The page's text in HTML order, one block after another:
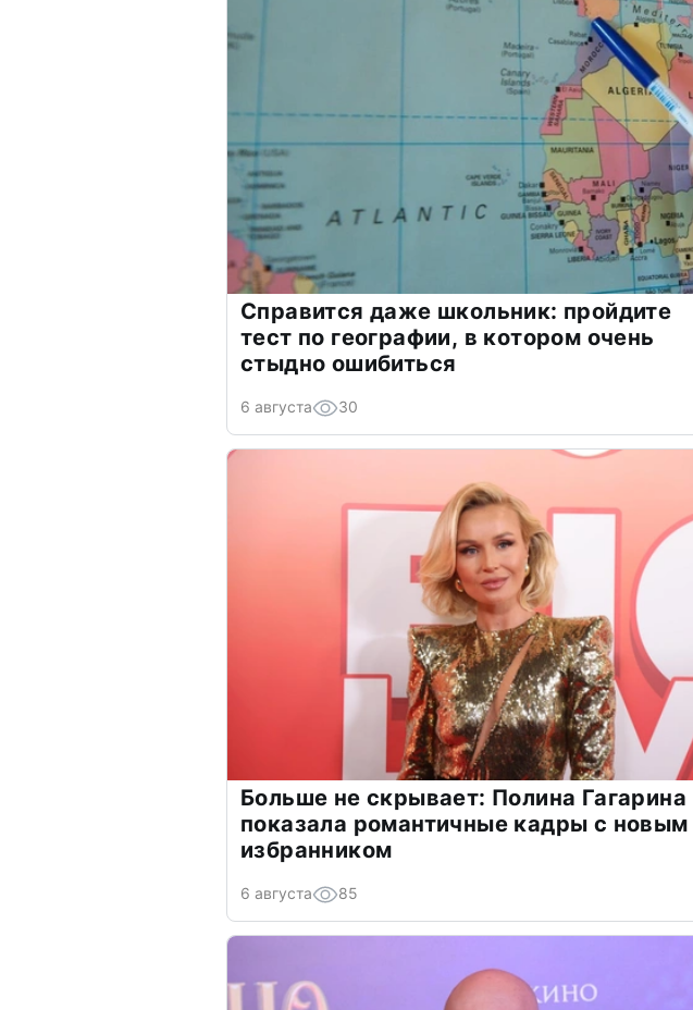
Справится даже школьник: пройдите
тест по географии, в котором очень
стыдно ошибиться
6 августа 30
Больше не скрывает: Полина Гагарина
показала романтичные кадры с новым
избранником
6 августа 85